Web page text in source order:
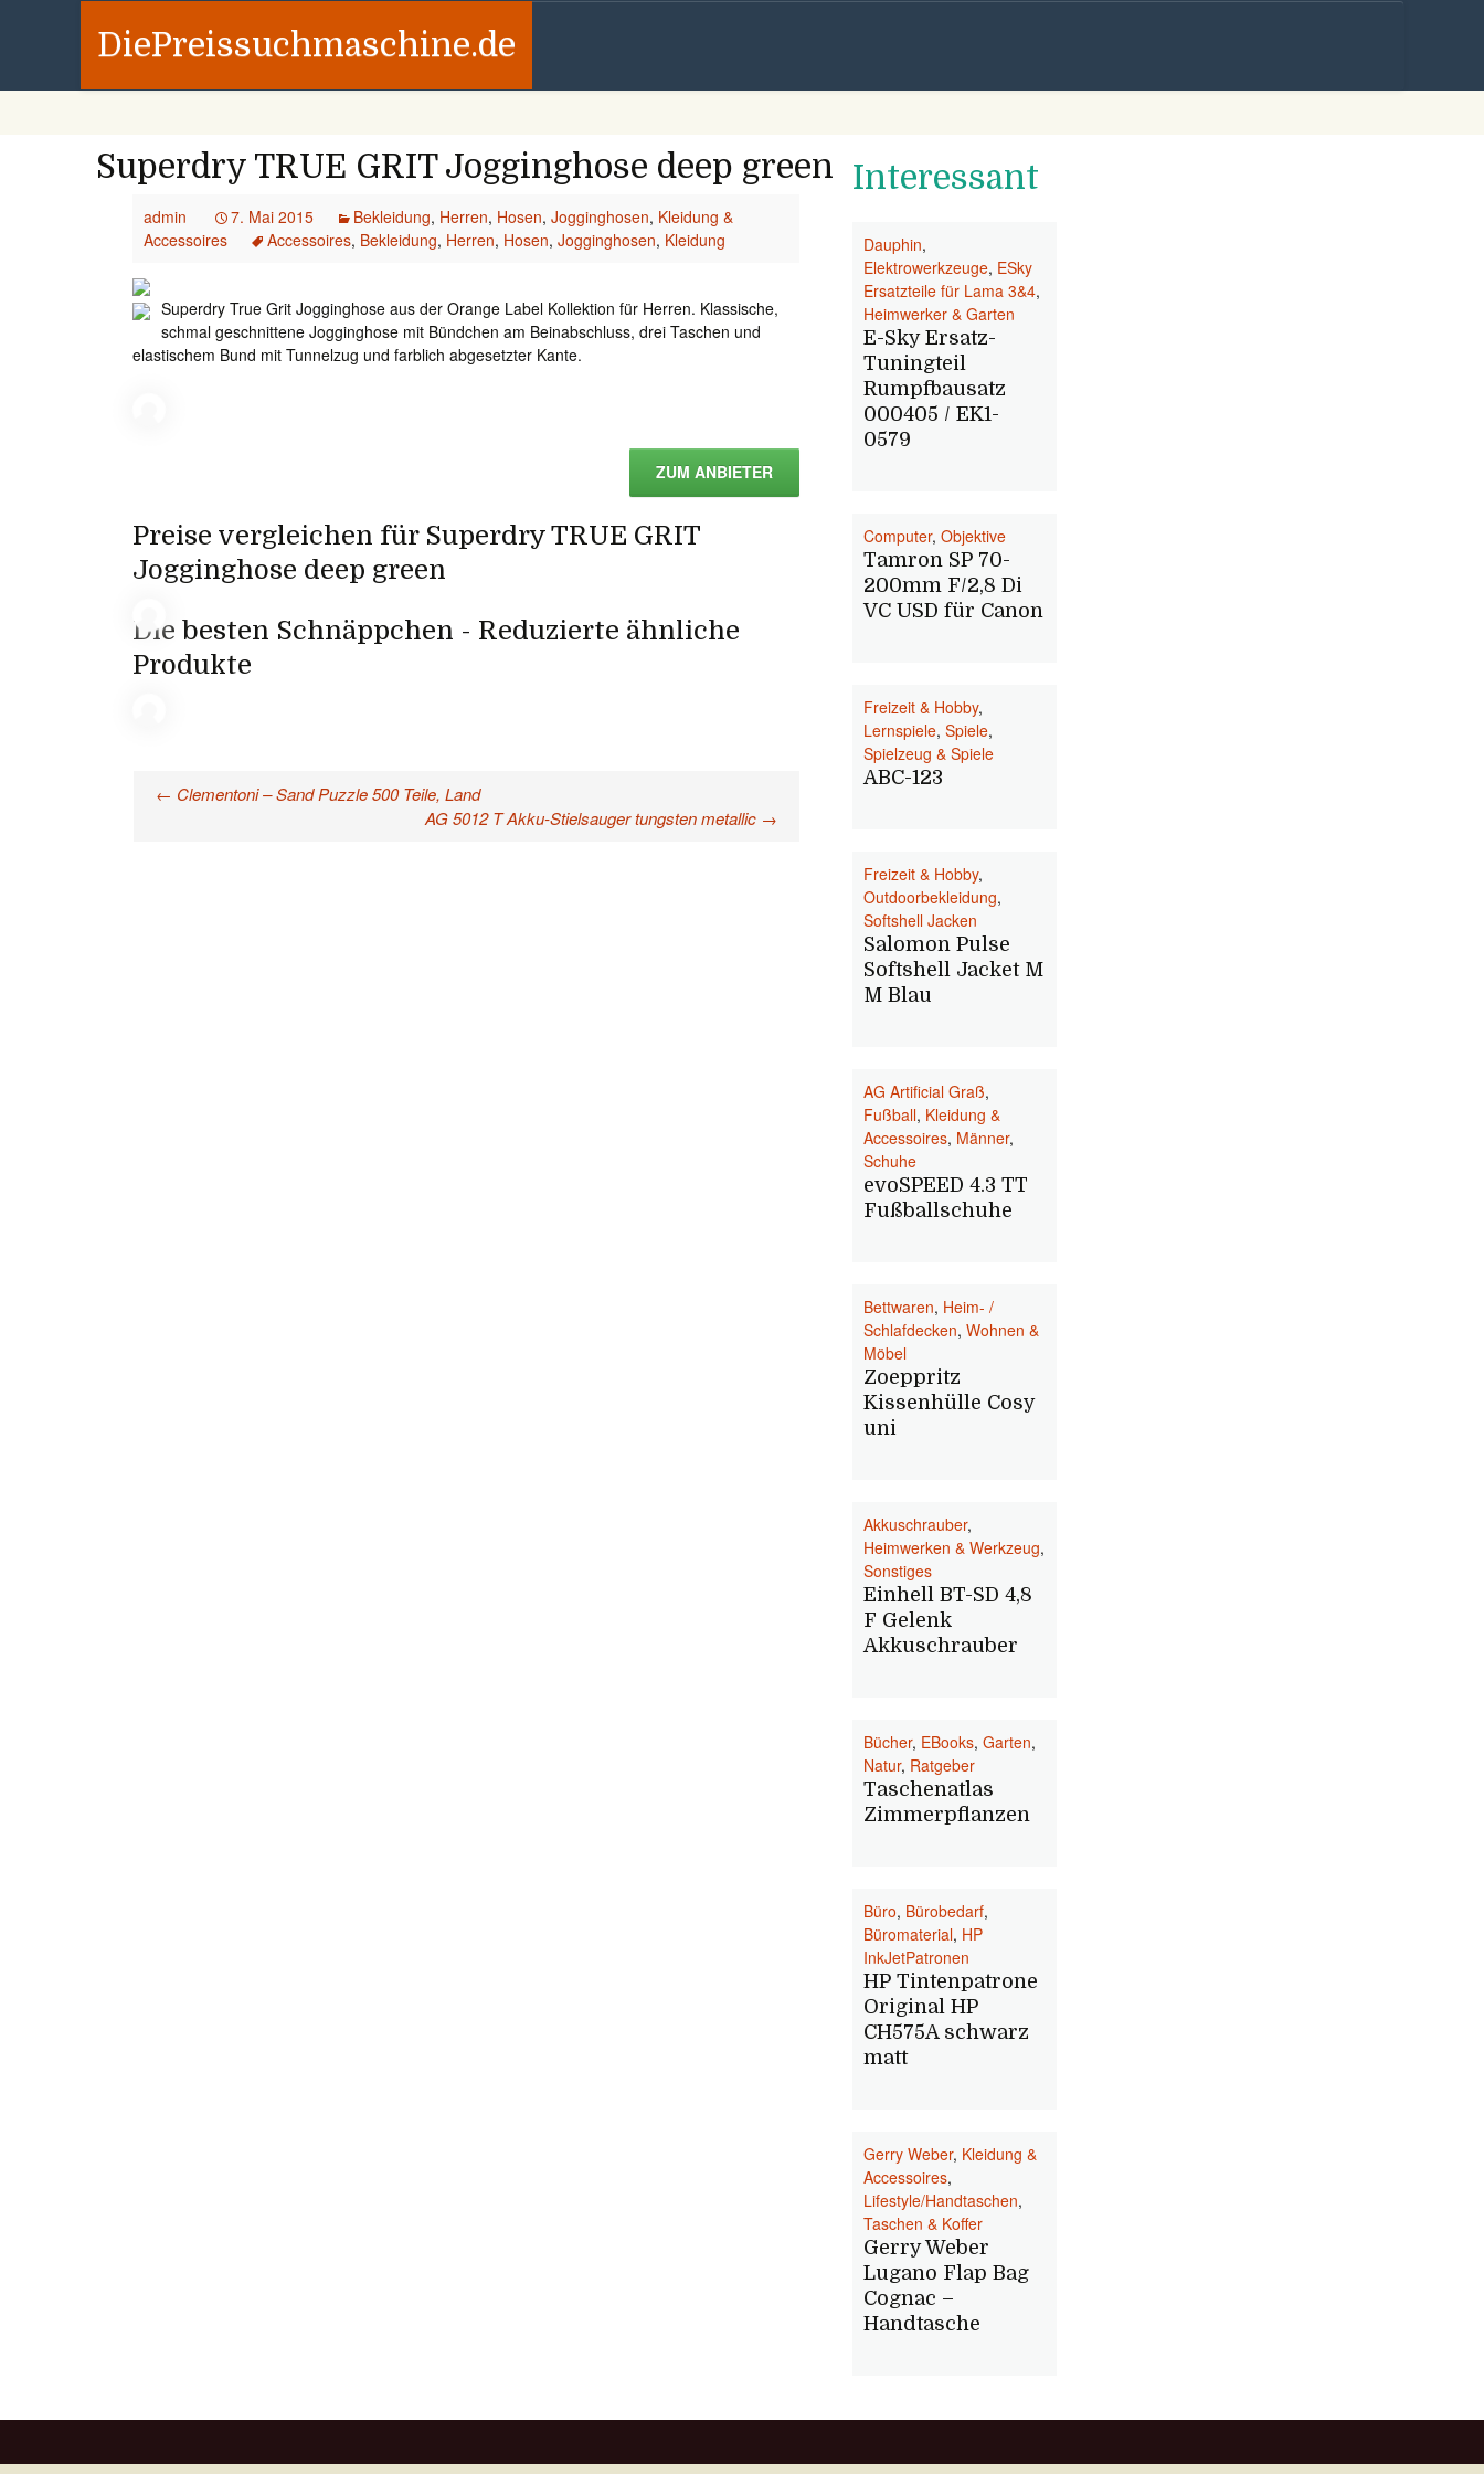
DiePreissuchmaschine.de
Superdry TRUE GRIT Jogginghose deep green
admin 7. Mai 2015 Bekleidung, Herren, Hosen, Jogginghosen, Kleidung &
Accessoires
Accessoires, Bekleidung, Herren, Hosen, Jogginghosen, Kleidung
Superdry True Grit Jogginghose aus der Orange Label Kollektion für Herren. Klassische,
schmal geschnittene Jogginghose mit Bündchen am Beinabschluss, drei Taschen und
elastischem Bund mit Tunnelzug und farblich abgesetzter Kante.
ZUM ANBIETER
Preise vergleichen für Superdry TRUE GRIT
Jogginghose deep green
Die besten Schnäppchen - Reduzierte ähnliche
Produkte
← Clementoni – Sand Puzzle 500 Teile, Land
AG 5012 T Akku-Stielsauger tungsten metallic →
Interessant
Dauphin,
Elektrowerkzeuge, ESky
Ersatzteile für Lama 3&4,
Heimwerker & Garten
E-Sky Ersatz-
Tuningteil
Rumpfbausatz
000405 / EK1-
0579
Computer, Objektive
Tamron SP 70-
200mm F/2,8 Di
VC USD für Canon
Freizeit & Hobby,
Lernspiele, Spiele,
Spielzeug & Spiele
ABC-123
Freizeit & Hobby,
Outdoorbekleidung,
Softshell Jacken
Salomon Pulse
Softshell Jacket M
M Blau
AG Artificial Graß,
Fußball, Kleidung &
Accessoires, Männer,
Schuhe
evoSPEED 4.3 TT
Fußballschuhe
Bettwaren, Heim- /
Schlafdecken, Wohnen &
Möbel
Zoeppritz
Kissenhülle Cosy
uni
Akkuschrauber,
Heimwerken & Werkzeug,
Sonstiges
Einhell BT-SD 4,8
F Gelenk
Akkuschrauber
Bücher, EBooks, Garten,
Natur, Ratgeber
Taschenatlas
Zimmerpflanzen
Büro, Bürobedarf,
Büromaterial, HP
InkJetPatronen
HP Tintenpatrone
Original HP
CH575A schwarz
matt
Gerry Weber, Kleidung &
Accessoires,
Lifestyle/Handtaschen,
Taschen & Koffer
Gerry Weber
Lugano Flap Bag
Cognac –
Handtasche